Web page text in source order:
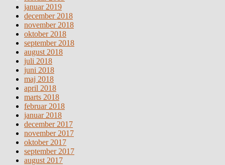
januar 2019
december 2018
november 2018
oktober 2018
september 2018
august 2018
juli 2018
juni 2018
maj 2018
april 2018
marts 2018
februar 2018
januar 2018
december 2017
november 2017
oktober 2017
september 2017
august 2017